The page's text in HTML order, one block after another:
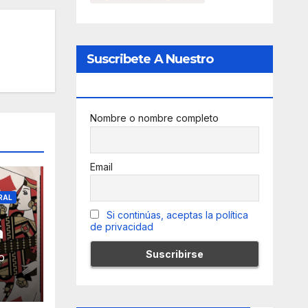
Suscribete A Nuestro
Nombre o nombre completo
Email
Si continúas, aceptas la política
de privacidad